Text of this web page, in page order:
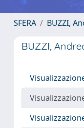
SFERA BUZZI,
BUZZI,